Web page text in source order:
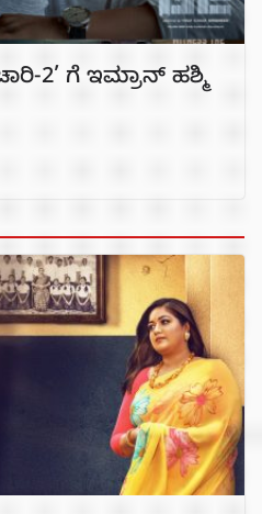
2’ ಗೆ ಇಮ್ರಾನ್ ಹಶ್ಮಿ